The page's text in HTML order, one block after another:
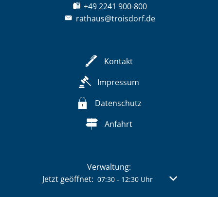
+49 2241 900-800
rathaus@troisdorf.de
Kontakt
Impressum
Datenschutz
Anfahrt
Verwaltung:
Klicken, um weitere Öffnungs- oder
Jetzt geöffnet: 07:30- 12:30Uhr Von 07:30